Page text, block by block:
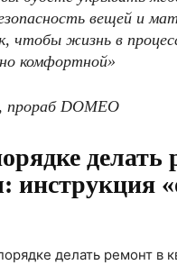
вещей и
чтобы жизнь в
комфортной»
прораб DOMEO
делать
инструкция